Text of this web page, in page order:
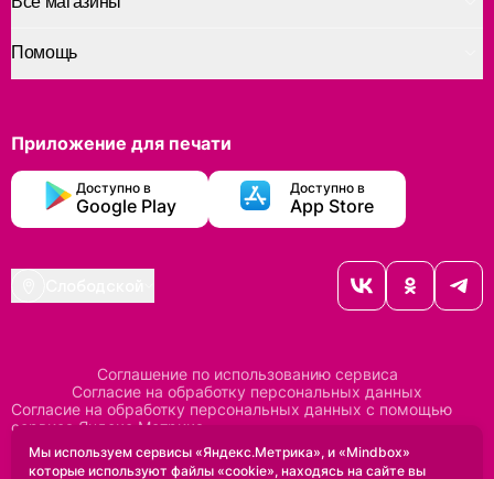
Помощь
Приложение для печати
Доступно в
Google Play
Доступно в
App Store
Соглашение по использованию сервиса
Согласие на обработку персональных данных
Согласие на обработку персональных данных с помощью
сервиса Яндекс Метрика
Согласие на обработку персональных данных с помощью
сервиса Mindbox
Мы используем сервисы «Яндекс.Метрика», и «Mindbox»
которые используют файлы «cookie», находясь на сайте вы